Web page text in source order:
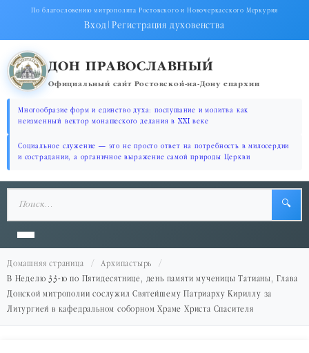
По благословению митрополита Ростовского и Новочеркасского Меркурия
Вход|Регистрация духовенства
ДОН ПРАВОСЛАВНЫЙ
Официальный сайт Ростовской-на-Дону епархии
Многообразие форм и единство духа: послушание и молитва как
неизменный вектор монашеского делания в XXI веке
Социальное служение — это не просто ответ на потребность в милосердии
и сострадании, а органичное выражение самой природы Церкви
🔍
Домашняя страница
Архипастырь
В Неделю 33-ю по Пятидесятнице, день памяти мученицы Татианы, Глава
Донской митрополии сослужил Святейшему Патриарху Кириллу за
Литургией в кафедральном соборном Храме Христа Спасителя